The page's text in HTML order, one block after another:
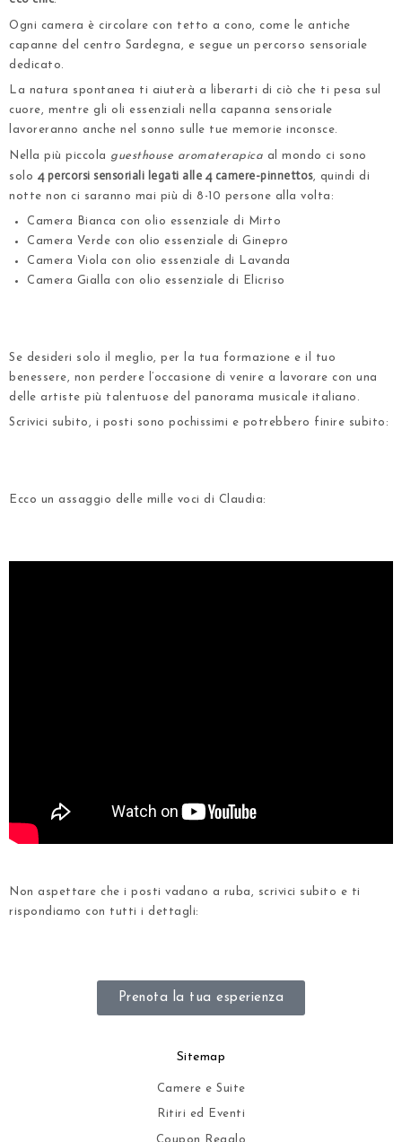
Ogni camera è circolare con tetto a cono, come le antiche
capanne del centro Sardegna, e segue un percorso sensoriale
dedicato.
La natura spontanea ti aiuterà a liberarti di ciò che ti pesa sul
cuore, mentre gli oli essenziali nella capanna sensoriale
lavoreranno anche nel sonno sulle tue memorie inconsce.
Nella più piccola guesthouse aromaterapica al mondo ci sono
solo 4 percorsi sensoriali legati alle 4 camere-pinnettos, quindi di
notte non ci saranno mai più di 8-10 persone alla volta:
Camera Bianca con olio essenziale di Mirto
Camera Verde con olio essenziale di Ginepro
Camera Viola con olio essenziale di Lavanda
Camera Gialla con olio essenziale di Elicriso
Se desideri solo il meglio, per la tua formazione e il tuo
benessere , non perdere l’occasione di venire a lavorare con una
delle artiste più talentuose del panorama musicale italiano.
Scrivici subito, i posti sono pochissimi e potrebbero finire subito:
Ecco un assaggio delle mille voci di Claudia:
Non aspettare che i posti vadano a ruba, scrivici subito e ti
rispondiamo con tutti i dettagli:
Prenota la tua esperienza
Sitemap
Camere e Suite
Ritiri ed Eventi
Coupon Regalo